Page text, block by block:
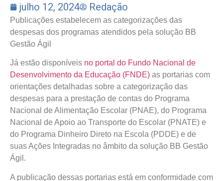
julho 12, 2024 Redação
Publicações estabelecem as categorizações das
despesas dos programas atendidos pela solução BB
Gestão Ágil
Já estão disponíveis no portal do Fundo Nacional de
Desenvolvimento da Educação (FNDE) as portarias com
orientações detalhadas sobre a categorização das
despesas para a prestação de contas do Programa
Nacional de Alimentação Escolar (PNAE), do Programa
Nacional de Apoio ao Transporte do Escolar (PNATE) e
do Programa Dinheiro Direto na Escola (PDDE) e de
suas Ações Integradas no âmbito da solução BB Gestão
Ágil.
A publicação dessas portarias está em conformidade com